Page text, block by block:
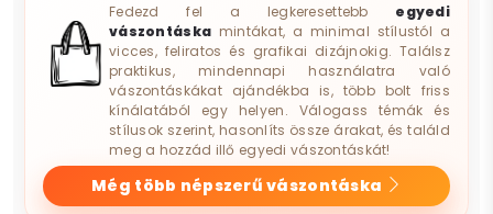
Fedezd fel a legkeresettebb egyedi
vászontáska mintákat, a minimal stílustól a
vicces, feliratos és grafikai dizájnokig. Találsz
praktikus, mindennapi használatra való
vászontáskákat ajándékba is, több bolt friss
kínálatából egy helyen. Válogass témák és
stílusok szerint, hasonlíts össze árakat, és találd
meg a hozzád illő egyedi vászontáskát!
Még több népszerű vászontáska